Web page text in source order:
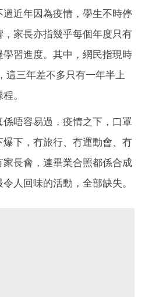
近年因為疫情，學生不時停
家長亦指幾乎每個年度只有
習進度。其中，網民指現時
這三年差不多只有一年半上
。
唔容易過，疫情之下，口罩
下，冇旅行、冇運動會、冇
長會，連畢業合照都係合成
人回味的活動，全部缺失。